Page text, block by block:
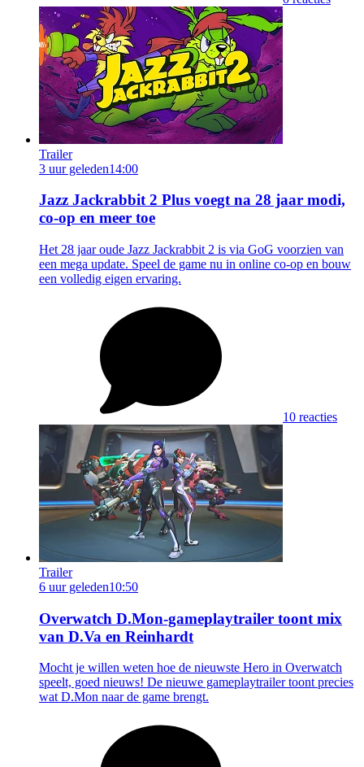
Trailer
3 uur geleden14:00
Jazz Jackrabbit 2 Plus voegt na 28 jaar modi,
co-op en meer toe
Het 28 jaar oude Jazz Jackrabbit 2 is via GoG voorzien van
een mega update. Speel de game nu in online co-op en bouw
een volledig eigen ervaring.
10 reacties
Trailer
6 uur geleden10:50
Overwatch D.Mon-gameplaytrailer toont mix
van D.Va en Reinhardt
Mocht je willen weten hoe de nieuwste Hero in Overwatch
speelt, goed nieuws! De nieuwe gameplaytrailer toont precies
wat D.Mon naar de game brengt.